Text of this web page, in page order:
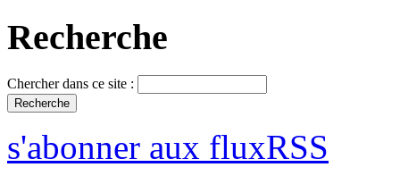
Recherche
Chercher dans ce site :
s'abonner aux fluxRSS